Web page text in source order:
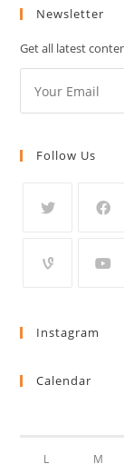
Newsletter
Get all latest
Follow Us
Instagram
Calendar
L M